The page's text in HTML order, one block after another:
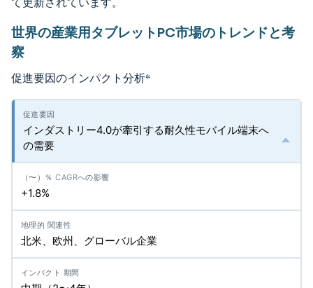
世界の産業用タブレットPC市場のトレンドと考
察
促進要因のインパクト分析*
インダストリー4.0が牽引する耐久性モバイル端末へ
の需要
+1.8%
北米、欧州、グローバル企業